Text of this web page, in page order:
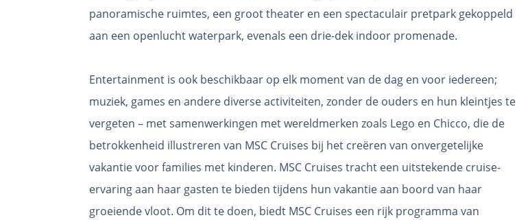
panoramische ruimtes, een groot theater en een spectaculair pretpark gekoppeld
aan een openlucht waterpark, evenals een drie-dek indoor promenade.
Entertainment is ook beschikbaar op elk moment van de dag en voor iedereen;
muziek, games en andere diverse activiteiten, zonder de ouders en hun kleintjes te
vergeten – met samenwerkingen met wereldmerken zoals Lego en Chicco, die de
betrokkenheid illustreren van MSC Cruises bij het creëren van onvergetelijke
vakantie voor families met kinderen. MSC Cruises tracht een uitstekende cruise-
ervaring aan haar gasten te bieden tijdens hun vakantie aan boord van haar
groeiende vloot. Om dit te doen, biedt MSC Cruises een rijk programma van